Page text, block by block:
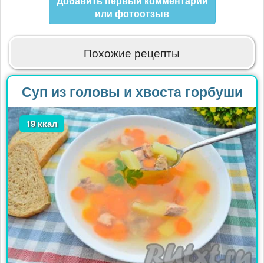
или фотоотзыв
Похожие рецепты
Суп из головы и хвоста горбуши
19 ккал